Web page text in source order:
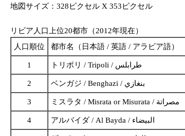
地図サイズ：328ピクセル X 353ピクセル
リビア人口上位20都市（2012年現在）
人口順位
都市名（日本語 / 英語 / アラビア語）
1 トリポリ / Tripoli / طرابلس
2 ベンガジ / Benghazi / بنغازي
3 ミスラタ / Misrata or Misurata / مصراتة
4 アルバイダ / Al Bayda / البيضاء